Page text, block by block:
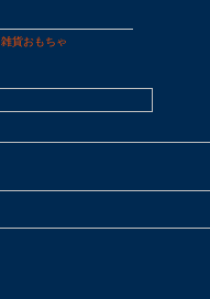
雑貨おもちゃ